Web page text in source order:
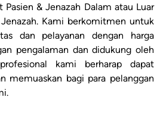
& Jenazah Dalam atau Luar
Kami berkomitmen untuk
dan pelayanan dengan harga
pengalaman dan didukung oleh
kami berharap dapat
memuaskan bagi para pelanggan